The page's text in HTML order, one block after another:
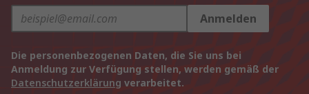
Anmelden
Die personenbezogenen Daten, die Sie uns bei
Anmeldung zur Verfügung stellen, werden gemäß der
Datenschutzerklärung verarbeitet.